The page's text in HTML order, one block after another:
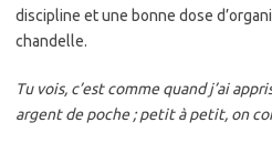
discipline et une bonne dose
chandelle.
Tu vois, c’est comme quand j’ai
argent de poche ; petit à petit, on